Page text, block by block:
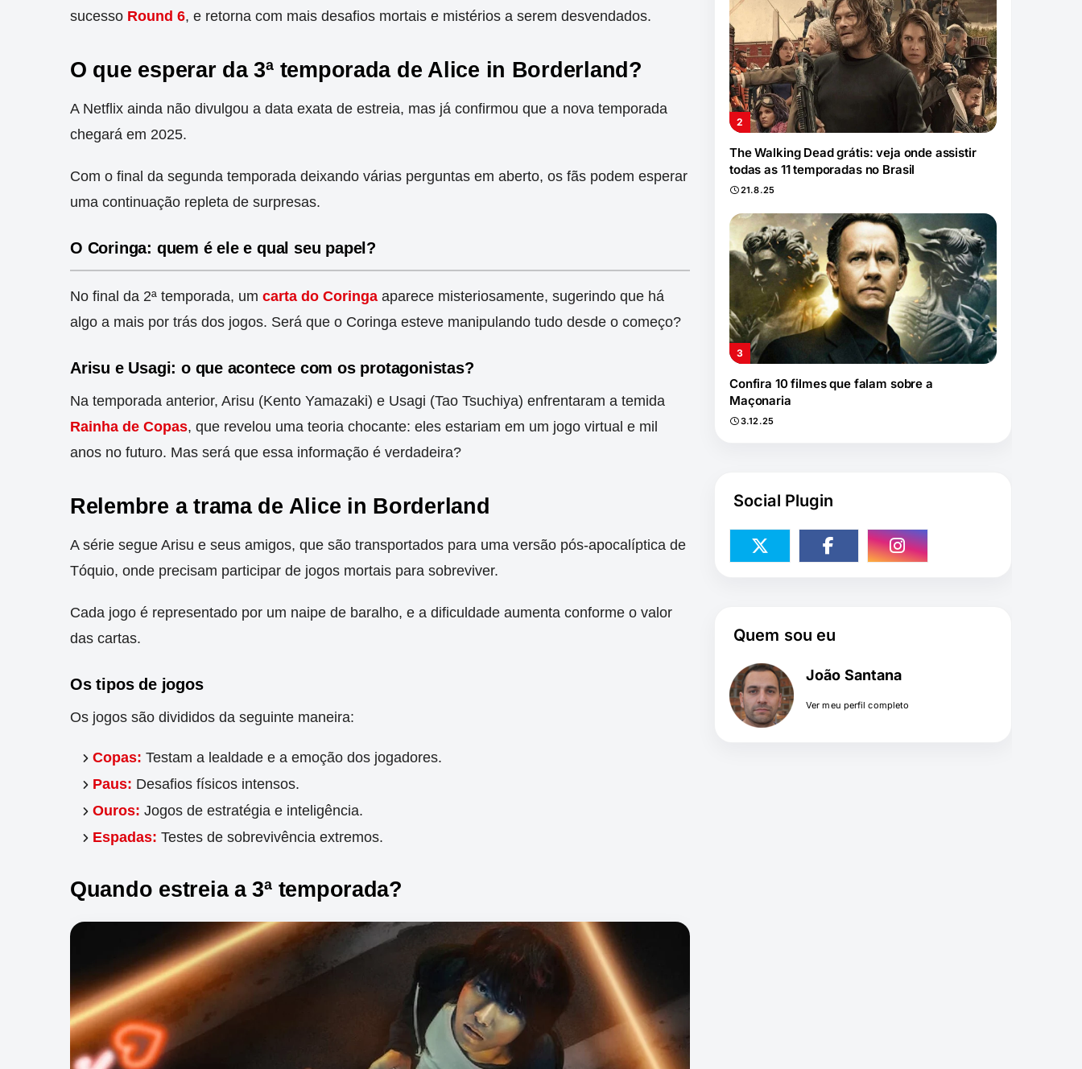
sucesso Round 6, e retorna com mais desafios mortais e mistérios a serem desvendados.
O que esperar da 3ª temporada de Alice in Borderland?
A Netflix ainda não divulgou a data exata de estreia, mas já confirmou que a nova temporada
chegará em 2025.
Com o final da segunda temporada deixando várias perguntas em aberto, os fãs podem esperar
uma continuação repleta de surpresas.
O Coringa: quem é ele e qual seu papel?
No final da 2ª temporada, um carta do Coringa aparece misteriosamente, sugerindo que há
algo a mais por trás dos jogos. Será que o Coringa esteve manipulando tudo desde o começo?
Arisu e Usagi: o que acontece com os protagonistas?
Na temporada anterior, Arisu (Kento Yamazaki) e Usagi (Tao Tsuchiya) enfrentaram a temida
Rainha de Copas, que revelou uma teoria chocante: eles estariam em um jogo virtual e mil
anos no futuro. Mas será que essa informação é verdadeira?
Relembre a trama de Alice in Borderland
A série segue Arisu e seus amigos, que são transportados para uma versão pós-apocalíptica de
Tóquio, onde precisam participar de jogos mortais para sobreviver.
Cada jogo é representado por um naipe de baralho, e a dificuldade aumenta conforme o valor
das cartas.
Os tipos de jogos
Os jogos são divididos da seguinte maneira:
Copas: Testam a lealdade e a emoção dos jogadores.
Paus: Desafios físicos intensos.
Ouros: Jogos de estratégia e inteligência.
Espadas: Testes de sobrevivência extremos.
Quando estreia a 3ª temporada?
The Walking Dead grátis: veja onde assistir
todas as 11 temporadas no Brasil
21.8.25
Confira 10 filmes que falam sobre a
Maçonaria
3.12.25
Social Plugin
Quem sou eu
João Santana
Ver meu perfil completo